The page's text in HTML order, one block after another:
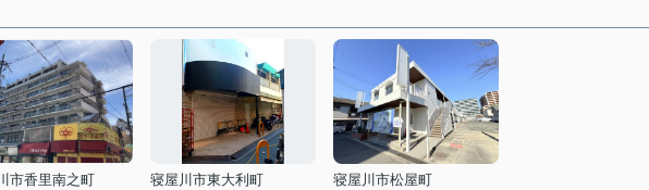
市香里南之町
寝屋川市東大利町
寝屋川市松屋町